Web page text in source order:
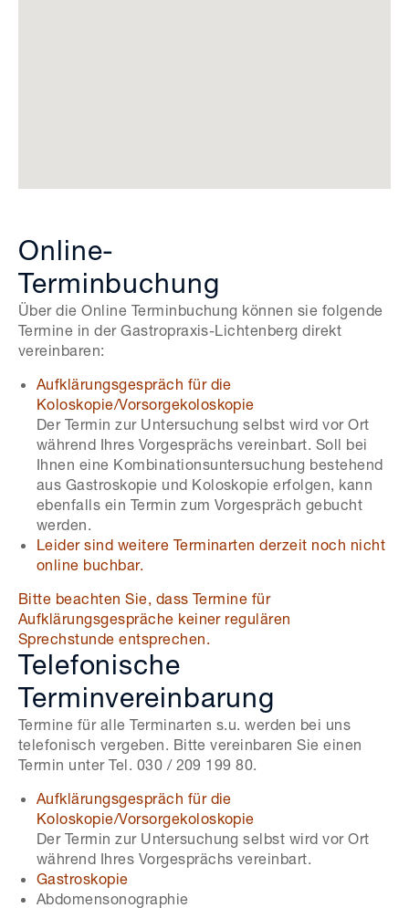
Online-
Terminbuchung
Über die Online Terminbuchung können sie folgende
Termine in der Gastropraxis-Lichtenberg direkt
vereinbaren:
Aufklärungsgespräch für die
Koloskopie/Vorsorgekoloskopie
Der Termin zur Untersuchung selbst wird vor Ort
während Ihres Vorgesprächs vereinbart. Soll bei
Ihnen eine Kombinationsuntersuchung bestehend
aus Gastroskopie und Koloskopie erfolgen, kann
ebenfalls ein Termin zum Vorgespräch gebucht
werden.
Leider sind weitere Terminarten derzeit noch nicht
online buchbar.
Bitte beachten Sie, dass Termine für
Aufklärungsgespräche keiner regulären
Sprechstunde entsprechen.
Telefonische
Terminvereinbarung
Termine für alle Terminarten s.u. werden bei uns
telefonisch vergeben. Bitte vereinbaren Sie einen
Termin unter Tel. 030 / 209 199 80.
Aufklärungsgespräch für die
Koloskopie/Vorsorgekoloskopie
Der Termin zur Untersuchung selbst wird vor Ort
während Ihres Vorgesprächs vereinbart.
Gastroskopie
Abdomensonographie